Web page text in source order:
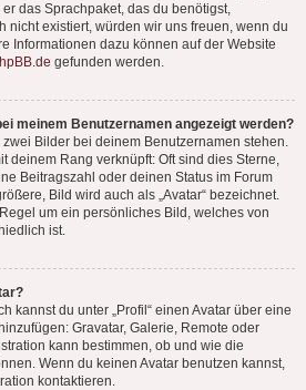
das Sprachpaket, das du benötigst,
nicht existiert, würden wir uns freuen, wenn du
Informationen dazu können auf der Website
gefunden werden.
meinem Benutzernamen angezeigt werden?
Bilder bei deinem Benutzernamen stehen.
deinem Rang verknüpft: Oft sind dies Sterne,
Beitragszahl oder deinen Status im Forum
Bild wird auch als „Avatar“ bezeichnet.
um ein persönliches Bild, welches von
ist.
kannst du unter „Profil“ einen Avatar über eine
Gravatar, Galerie, Remote oder
kann bestimmen, ob und wie die
Wenn du keinen Avatar benutzen kannst,
kontaktieren.